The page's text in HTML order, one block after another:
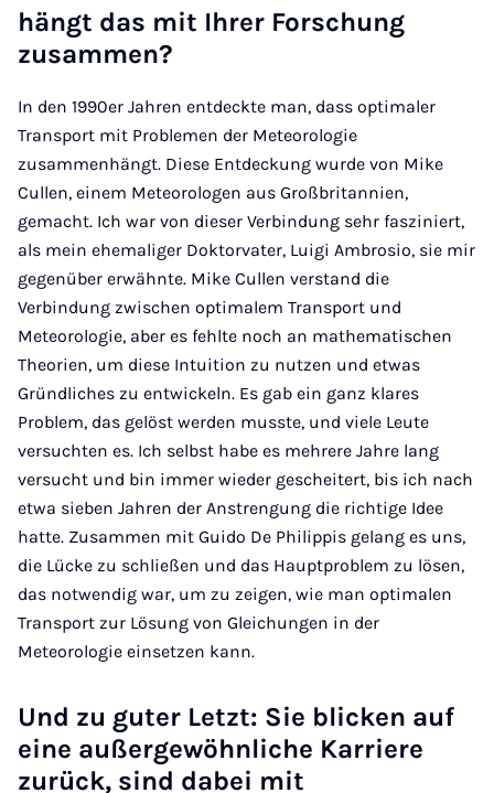
hängt das mit Ihrer Forschung
zusammen?
In den 1990er Jahren entdeckte man, dass optimaler
Transport mit Problemen der Meteorologie
zusammenhängt. Diese Entdeckung wurde von Mike
Cullen, einem Meteorologen aus Großbritannien,
gemacht. Ich war von dieser Verbindung sehr fasziniert,
als mein ehemaliger Doktorvater, Luigi Ambrosio, sie mir
gegenüber erwähnte. Mike Cullen verstand die
Verbindung zwischen optimalem Transport und
Meteorologie, aber es fehlte noch an mathematischen
Theorien, um diese Intuition zu nutzen und etwas
Gründliches zu entwickeln. Es gab ein ganz klares
Problem, das gelöst werden musste, und viele Leute
versuchten es. Ich selbst habe es mehrere Jahre lang
versucht und bin immer wieder gescheitert, bis ich nach
etwa sieben Jahren der Anstrengung die richtige Idee
hatte. Zusammen mit Guido De Philippis gelang es uns,
die Lücke zu schließen und das Hauptproblem zu lösen,
das notwendig war, um zu zeigen, wie man optimalen
Transport zur Lösung von Gleichungen in der
Meteorologie einsetzen kann.
Und zu guter Letzt: Sie blicken auf
eine außergewöhnliche Karriere
zurück, sind dabei mit